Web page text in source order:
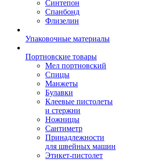
Синтепон
Спанбонд
Флизелин
Упаковочные материалы
Портновские товары
Мел портновский
Спицы
Манжеты
Булавки
Клеевые пистолеты
и стержни
Ножницы
Сантиметр
Принадлежности
для швейных машин
Этикет-пистолет